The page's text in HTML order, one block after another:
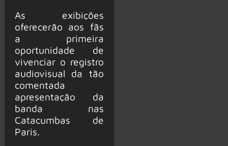
As exibições
oferecerão aos fãs
a primeira
oportunidade de
vivenciar o registro
audiovisual da tão
comentada
apresentação da
banda nas
Catacumbas de
Paris.